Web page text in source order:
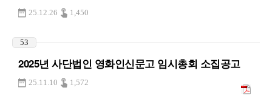
25.12.26 1,450
53
2025년 사단법인 영화인신문고 임시총회 소집공고
25.11.10 1,572